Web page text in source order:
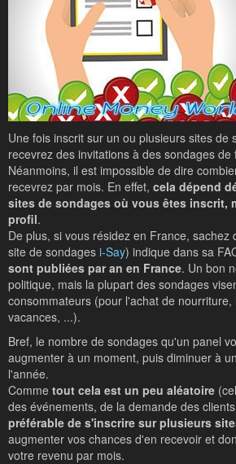
Une fois inscrit sur un ou plusieurs sites de
recevrez des invitations à des sondages de
Néanmoins, il est impossible de dire
recevrez par mois. En effet, cela dépend
sites de sondages où vous êtes inscrit,
profil.
De plus, si vous résidez en France, sachez
site de sondages i-Say) indique dans sa
sont publiées par an en France. Un bon
politique, mais la plupart des sondages
consommateurs (pour l'achat de
vacances, ...).
Bref, le nombre de sondages qu'un panel
augmenter à un moment, puis diminuer à
l'année.
Comme tout cela est un peu aléatoire
des événements, de la demande des
préférable de s'inscrire sur plusieurs
augmenter vos chances d'en recevoir et
votre revenu par mois.